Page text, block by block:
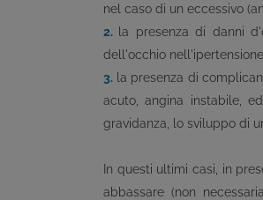
nel caso di un eccessivo
2.
la presenza di danni
dell'occhio
3. la presenza di
acuto, angina instabile,
gravidanza, lo sviluppo di
In questi ultimi casi, in
abbassare (non